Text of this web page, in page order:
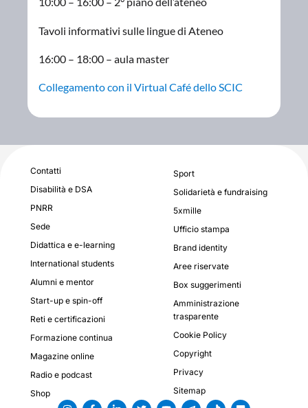
Tavoli informativi sulle lingue di Ateneo
16:00 – 18:00 – aula master
Collegamento con il Virtual Café dello SCIC
Contatti
Disabilità e DSA
PNRR
Sede
Didattica e e-learning
International students
Alumni e mentor
Start-up e spin-off
Reti e certificazioni
Formazione continua
Magazine online
Radio e podcast
Shop
Sport
Solidarietà e fundraising
5xmille
Ufficio stampa
Brand identity
Aree riservate
Box suggerimenti
Amministrazione
trasparente
Cookie Policy
Copyright
Privacy
Sitemap